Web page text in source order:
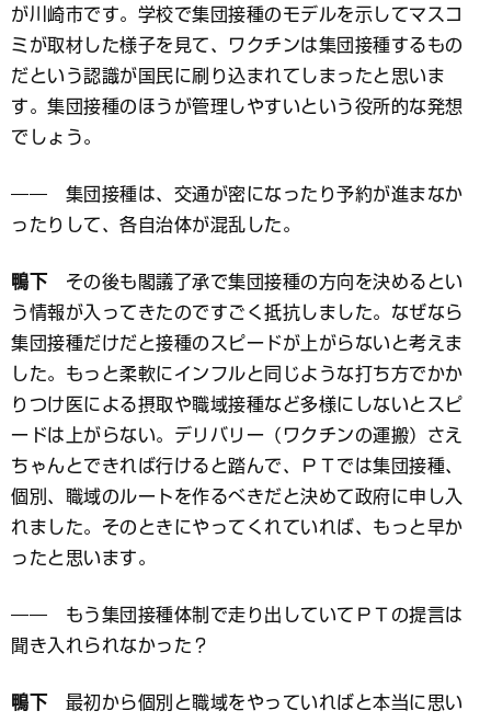
が川崎市です。学校で集団接種のモデルを示してマスコ
ミが取材した様子を見て、ワクチンは集団接種するもの
だという認識が国民に刷り込まれてしまったと思いま
す。集団接種のほうが管理しやすいという役所的な発想
でしょう。
―― 集団接種は、交通が密になったり予約が進まなか
ったりして、各自治体が混乱した。
鴨下 その後も閣議了承で集団接種の方向を決めるとい
う情報が入ってきたのですごく抵抗しました。なぜなら
集団接種だけだと接種のスピードが上がらないと考えま
した。もっと柔軟にインフルと同じような打ち方でかか
りつけ医による摂取や職域接種など多様にしないとスピ
ードは上がらない。デリバリー（ワクチンの運搬）さえ
ちゃんとできれば行けると踏んで、ＰＴでは集団接種、
個別、職域のルートを作るべきだと決めて政府に申し入
れました。そのときにやってくれていれば、もっと早か
ったと思います。
―― もう集団接種体制で走り出していてＰＴの提言は
聞き入れられなかった？
鴨下 最初から個別と職域をやっていればと本当に思い